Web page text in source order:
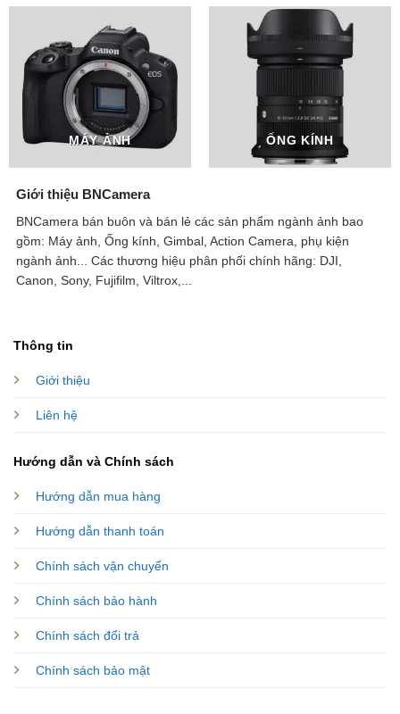
MÁY ẢNH ỐNG KÍNH
Giới thiệu BNCamera
BNCamera bán buôn và bán lẻ các sản phẩm ngành ảnh bao
gồm: Máy ảnh, Ống kính, Gimbal, Action Camera, phụ kiện
ngành ảnh...
Các thương hiệu phân phối chính hãng: DJI,
Canon, Sony, Fujifilm, Viltrox,...
Thông tin
Giới thiệu
Liên hệ
Hướng dẫn và Chính sách
Hướng dẫn mua hàng
Hướng dẫn thanh toán
Chính sách vận chuyển
Chính sách bảo hành
Chính sách đổi trả
Chính sách bảo mật